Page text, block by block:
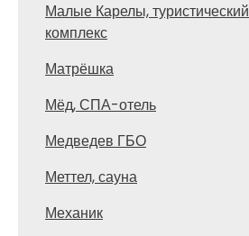
Малые Карелы, туристический
комплекс
Матрёшка
Мёд, СПА-отель
Медведев ГБО
Меттел, сауна
Механик